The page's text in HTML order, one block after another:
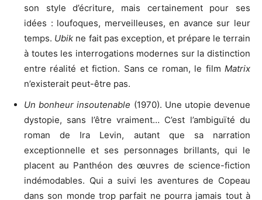
son style d’écriture, mais certainement pour ses
idées : loufoques, merveilleuses, en avance sur leur
temps. Ubik ne fait pas exception, et prépare le terrain
à toutes les interrogations modernes sur la distinction
entre réalité et fiction. Sans ce roman, le film Matrix
n’existerait peut-être pas.
Un bonheur insoutenable (1970). Une utopie devenue
dystopie, sans l’être vraiment… C’est l’ambiguïté du
roman de Ira Levin, autant que sa narration
exceptionnelle et ses personnages brillants, qui le
placent au Panthéon des œuvres de science-fiction
indémodables. Qui a suivi les aventures de Copeau
dans son monde trop parfait ne pourra jamais tout à